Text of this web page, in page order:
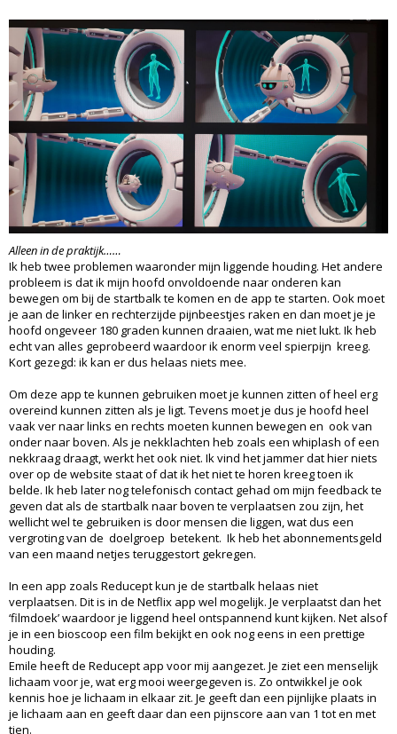
Alleen in de praktijk……
Ik heb twee problemen waaronder mijn liggende houding. Het andere
probleem is dat ik mijn hoofd onvoldoende naar onderen kan
bewegen om bij de startbalk te komen en de app te starten. Ook moet
je aan de linker en rechterzijde pijnbeestjes raken en dan moet je je
hoofd ongeveer 180 graden kunnen draaien, wat me niet lukt. Ik heb
echt van alles geprobeerd waardoor ik enorm veel spierpijn kreeg.
Kort gezegd: ik kan er dus helaas niets mee.
Om deze app te kunnen gebruiken moet je kunnen zitten of heel erg
overeind kunnen zitten als je ligt. Tevens moet je dus je hoofd heel
vaak ver naar links en rechts moeten kunnen bewegen en ook van
onder naar boven. Als je nekklachten heb zoals een whiplash of een
nekkraag draagt, werkt het ook niet. Ik vind het jammer dat hier niets
over op de website staat of dat ik het niet te horen kreeg toen ik
belde. Ik heb later nog telefonisch contact gehad om mijn feedback te
geven dat als de startbalk naar boven te verplaatsen zou zijn, het
wellicht wel te gebruiken is door mensen die liggen, wat dus een
vergroting van de doelgroep betekent. Ik heb het abonnementsgeld
van een maand netjes teruggestort gekregen.
In een app zoals Reducept kun je de startbalk helaas niet
verplaatsen. Dit is in de Netflix app wel mogelijk. Je verplaatst dan het
‘filmdoek’ waardoor je liggend heel ontspannend kunt kijken. Net alsof
je in een bioscoop een film bekijkt en ook nog eens in een prettige
houding.
Emile heeft de Reducept app voor mij aangezet. Je ziet een menselijk
lichaam voor je, wat erg mooi weergegeven is. Zo ontwikkel je ook
kennis hoe je lichaam in elkaar zit. Je geeft dan een pijnlijke plaats in
je lichaam aan en geeft daar dan een pijnscore aan van 1 tot en met
tien.